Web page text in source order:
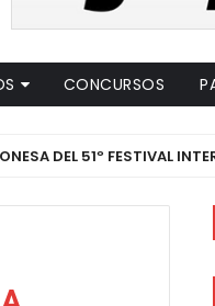
CONCURSOS
51º FESTIVAL